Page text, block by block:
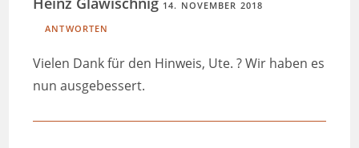
14. NOVEMBER 2018
ANTWORTEN
Vielen Dank für den Hinweis, Ute. ? Wir haben es
nun ausgebessert.